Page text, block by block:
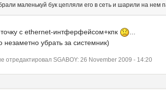
маленькуй бук цепляли его в сеть и шарили на нем
с ethernet-интферфейсом+кпк
незаметно убрать за системник)
отредактировал SGABOY: 26 November 2009 - 14:20